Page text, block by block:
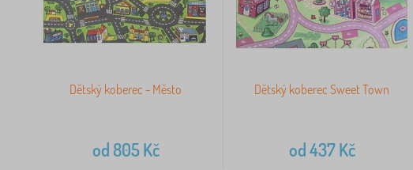
Dětský koberec - Město
od 805Kč
Dětský koberec Sweet Town
od437Kč